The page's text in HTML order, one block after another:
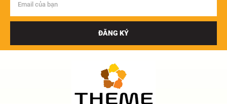
TOUR BÌNH ĐỊNH 3N2Đ
2,890,000 VNĐ
TOUR 1 NGÀY LÀM NÔNG - KDL LAN
VƯƠNG - BẾN TRE
Giá:690,000 VNĐ
ĐĂNG KÝ